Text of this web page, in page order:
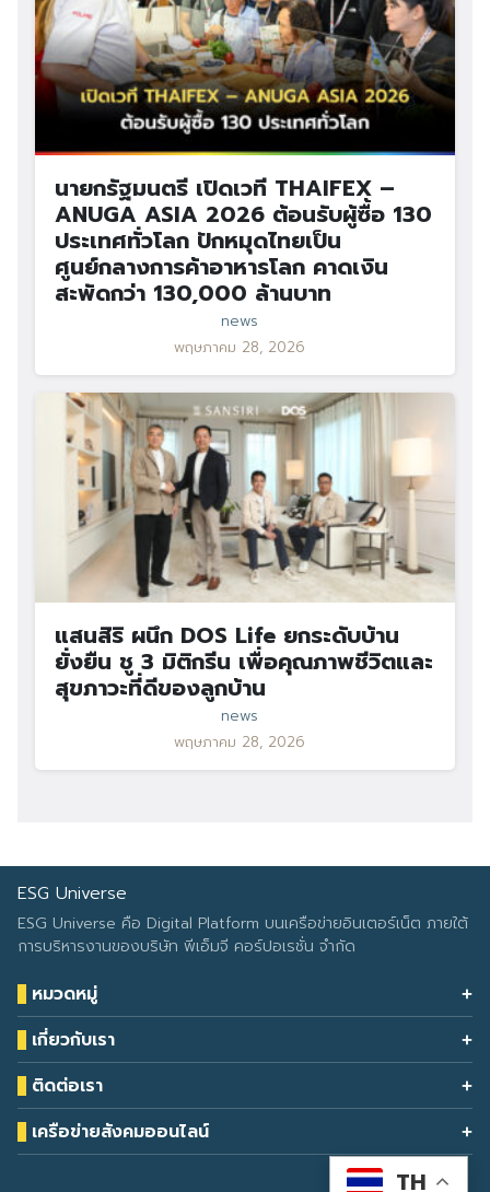
นายกรัฐมนตรี เปิดเวที THAIFEX –
ANUGA ASIA 2026 ต้อนรับผู้ซื้อ 130
ประเทศทั่วโลก ปักหมุดไทยเป็น
ศูนย์กลางการค้าอาหารโลก คาดเงิน
สะพัดกว่า 130,000 ล้านบาท
news
พฤษภาคม 28, 2026
แสนสิริ ผนึก DOS Life ยกระดับบ้าน
ยั่งยืน ชู 3 มิติกรีน เพื่อคุณภาพชีวิตและ
สุขภาวะที่ดีของลูกบ้าน
news
พฤษภาคม 28, 2026
ESG Universe
ESG Universe คือ Digital Platform บนเครือข่ายอินเตอร์เน็ต ภายใต้
การบริหารงานของบริษัท พีเอ็มจี คอร์ปอเรชั่น จำกัด
หมวดหมู่
Health & Wellness
Eco Icon
ESG Data
Climate Change
ESG Report
เกี่ยวกับเรา
Our Services
About Us
Contact Us
ติดต่อเรา
โทรศัพท์: 090-549-2524
เครือข่ายสังคมออนไลน์
TH